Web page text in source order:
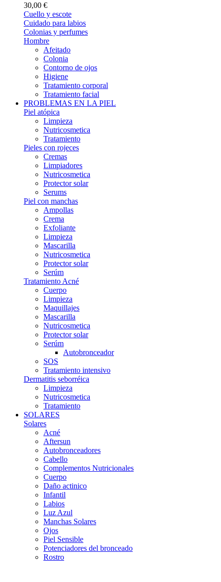
30,00 €
Cuello y escote
Cuidado para labios
Colonias y perfumes
Hombre
Afeitado
Colonia
Contorno de ojos
Higiene
Tratamiento corporal
Tratamiento facial
PROBLEMAS EN LA PIEL
Piel atópica
Limpieza
Nutricosmetica
Tratamiento
Pieles con rojeces
Cremas
Limpiadores
Nutricosmetica
Protector solar
Serums
Piel con manchas
Ampollas
Crema
Exfoliante
Limpieza
Mascarilla
Nutricosmetica
Protector solar
Serúm
Tratamiento Acné
Cuerpo
Limpieza
Maquillajes
Mascarilla
Nutricosmetica
Protector solar
Serúm
Autobronceador
SOS
Tratamiento intensivo
Dermatitis seborréica
Limpieza
Nutricosmetica
Tratamiento
SOLARES
Solares
Acné
Aftersun
Autobronceadores
Cabello
Complementos Nutricionales
Cuerpo
Daño actinico
Infantil
Labios
Luz Azul
Manchas Solares
Ojos
Piel Sensible
Potenciadores del bronceado
Rostro